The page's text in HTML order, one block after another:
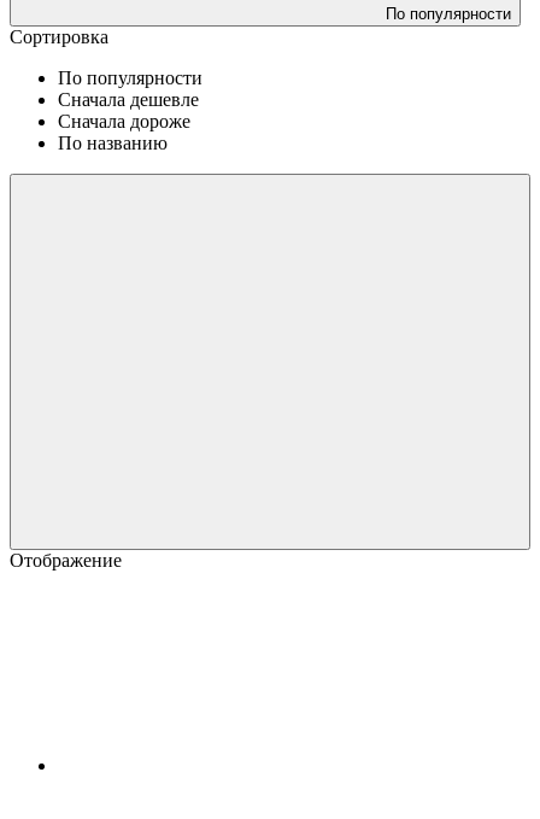
По популярности
Сортировка
По популярности
Сначала дешевле
Сначала дороже
По названию
Отображение